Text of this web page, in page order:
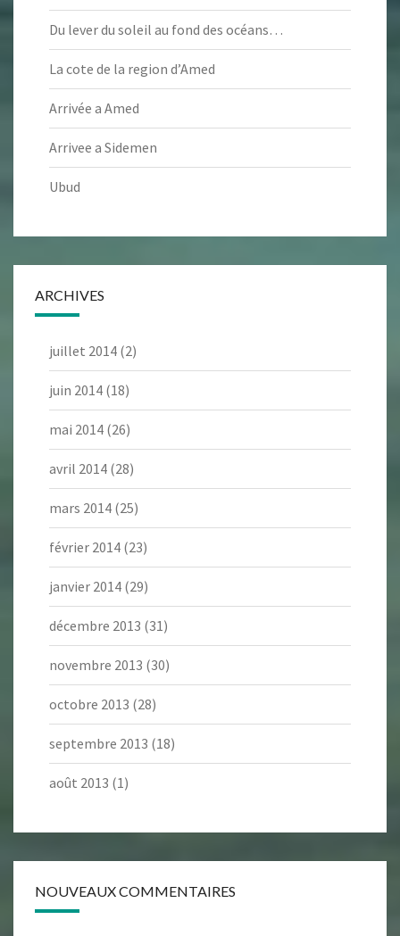
Du lever du soleil au fond des océans…
La cote de la region d’Amed
Arrivée a Amed
Arrivee a Sidemen
Ubud
ARCHIVES
juillet 2014 (2)
juin 2014 (18)
mai 2014 (26)
avril 2014 (28)
mars 2014 (25)
février 2014 (23)
janvier 2014 (29)
décembre 2013 (31)
novembre 2013 (30)
octobre 2013 (28)
septembre 2013 (18)
août 2013 (1)
NOUVEAUX COMMENTAIRES